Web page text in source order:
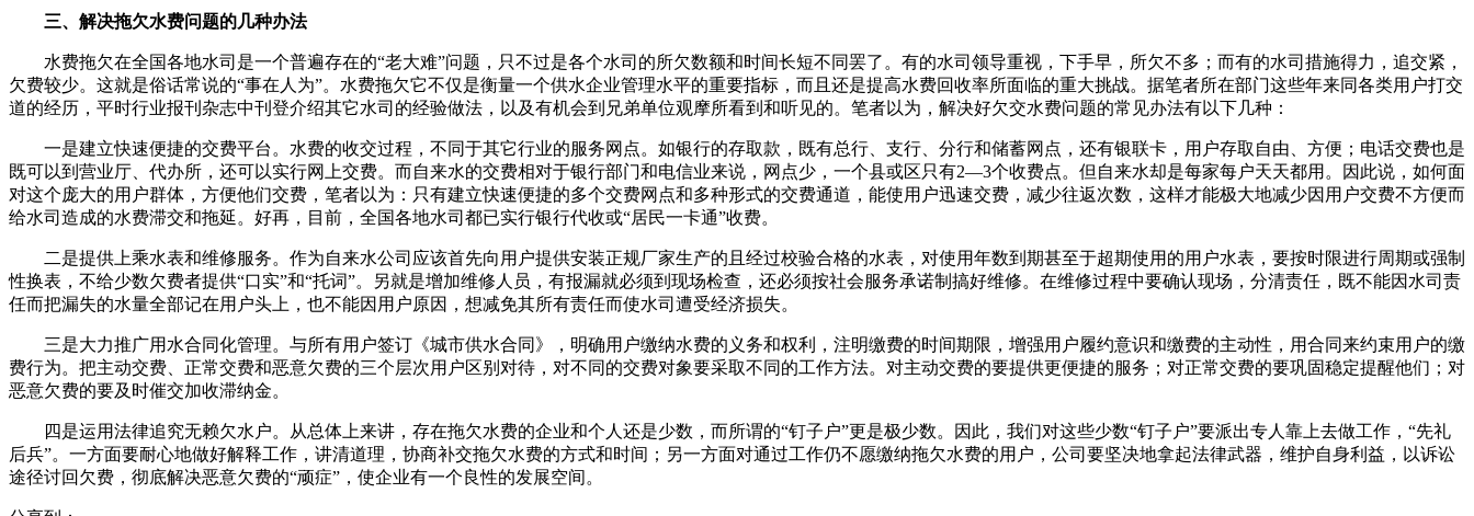
三、解决拖欠水费问题的几种办法
水费拖欠在全国各地水司是一个普遍存在的“老大难”问题，只不过是各个水司的所欠数额和时间长短不同罢了。有的水司领导重视，下手早，所欠不多；而有的水司措施得力，追交紧，
欠费较少。这就是俗话常说的“事在人为”。水费拖欠它不仅是衡量一个供水企业管理水平的重要指标，而且还是提高水费回收率所面临的重大挑战。据笔者所在部门这些年来同各类用户打交
道的经历，平时行业报刊杂志中刊登介绍其它水司的经验做法，以及有机会到兄弟单位观摩所看到和听见的。笔者以为，解决好欠交水费问题的常见办法有以下几种：
一是建立快速便捷的交费平台。水费的收交过程，不同于其它行业的服务网点。如银行的存取款，既有总行、支行、分行和储蓄网点，还有银联卡，用户存取自由、方便；电话交费也是
既可以到营业厅、代办所，还可以实行网上交费。而自来水的交费相对于银行部门和电信业来说，网点少，一个县或区只有2—3个收费点。但自来水却是每家每户天天都用。因此说，如何面
对这个庞大的用户群体，方便他们交费，笔者以为：只有建立快速便捷的多个交费网点和多种形式的交费通道，能使用户迅速交费，减少往返次数，这样才能极大地减少因用户交费不方便而
给水司造成的水费滞交和拖延。好再，目前，全国各地水司都已实行银行代收或“居民一卡通”收费。
二是提供上乘水表和维修服务。作为自来水公司应该首先向用户提供安装正规厂家生产的且经过校验合格的水表，对使用年数到期甚至于超期使用的用户水表，要按时限进行周期或强制
性换表，不给少数欠费者提供“口实”和“托词”。另就是增加维修人员，有报漏就必须到现场检查，还必须按社会服务承诺制搞好维修。在维修过程中要确认现场，分清责任，既不能因水司责
任而把漏失的水量全部记在用户头上，也不能因用户原因，想减免其所有责任而使水司遭受经济损失。
三是大力推广用水合同化管理。与所有用户签订《城市供水合同》，明确用户缴纳水费的义务和权利，注明缴费的时间期限，增强用户履约意识和缴费的主动性，用合同来约束用户的缴
费行为。把主动交费、正常交费和恶意欠费的三个层次用户区别对待，对不同的交费对象要采取不同的工作方法。对主动交费的要提供更便捷的服务；对正常交费的要巩固稳定提醒他们；对
恶意欠费的要及时催交加收滞纳金。
四是运用法律追究无赖欠水户。从总体上来讲，存在拖欠水费的企业和个人还是少数，而所谓的“钉子户”更是极少数。因此，我们对这些少数“钉子户”要派出专人靠上去做工作，“先礼
后兵”。一方面要耐心地做好解释工作，讲清道理，协商补交拖欠水费的方式和时间；另一方面对通过工作仍不愿缴纳拖欠水费的用户，公司要坚决地拿起法律武器，维护自身利益，以诉讼
途径讨回欠费，彻底解决恶意欠费的“顽症”，使企业有一个良性的发展空间。